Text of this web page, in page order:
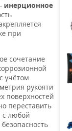
инерционное
при
сочетание
учётом
рукояти
поверхностей
переставить
с любой